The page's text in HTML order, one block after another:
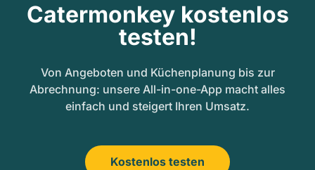
Catermonkey kostenlos
testen!
Von Angeboten und Küchenplanung bis zur
Abrechnung: unsere All-in-one-App macht alles
einfach und steigert Ihren Umsatz.
Kostenlos testen